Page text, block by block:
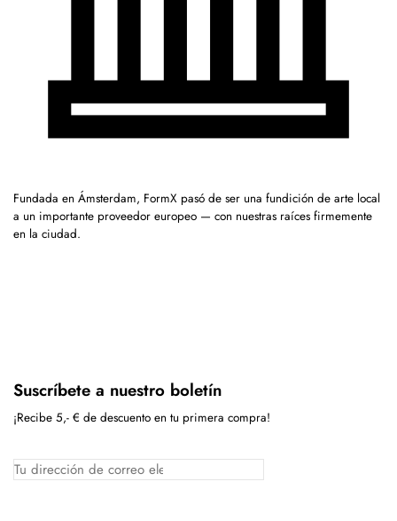
Fundada en Ámsterdam, FormX pasó de ser una fundición de arte local
a un importante proveedor europeo — con nuestras raíces firmemente
en la ciudad.
Suscríbete a nuestro boletín
¡Recibe 5,- € de descuento en tu primera compra!